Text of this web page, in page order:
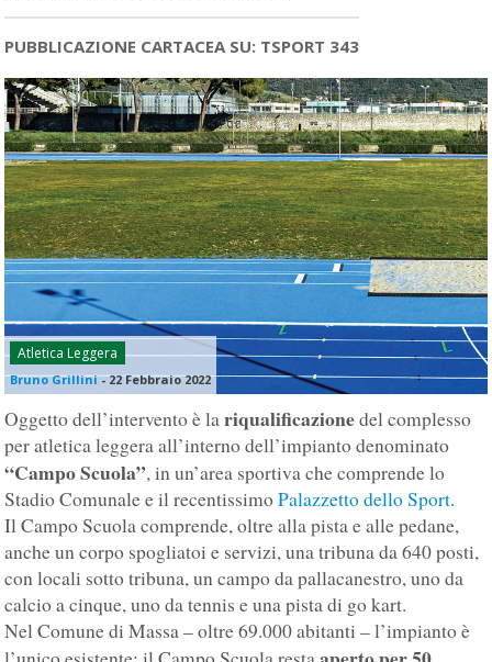
PUBBLICAZIONE CARTACEA SU: TSPORT 343
Atletica Leggera
Bruno Grillini-22 Febbraio 2022
Oggetto dell’intervento è lariqualificazionedel complesso
per atletica leggera all’interno dell’impianto denominato
“Campo Scuola”, in un’area sportiva che comprende lo
Stadio Comunale e il recentissimoPalazzetto dello Sport.
Il Campo Scuola comprende, oltre alla pista e alle pedane,
anche un corpo spogliatoi e servizi, una tribuna da 640 posti,
con locali sotto tribuna, un campo da pallacanestro, uno da
calcio a cinque, uno da tennis e una pista di go kart.
Nel Comune di Massa – oltre 69.000 abitanti – l’impianto è